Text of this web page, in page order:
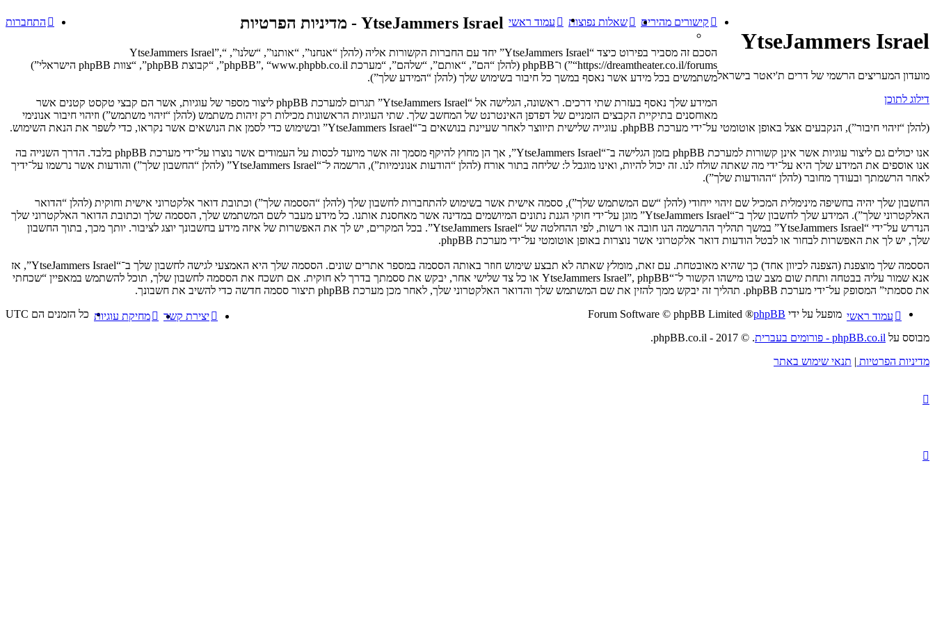
YtseJammers Israel
מועדון המעריצים הרשמי של דרים ת'יאטר בישראל
דילוג לתוכן
קישורים מהירים שאלות נפוצות התחברות עמוד ראשי YtseJammers Israel - מדיניות הפרטיות
הסכם זה מסביר בפירוט כיצד “YtseJammers Israel” יחד עם החברות הקשורות אליה (להלן “אנחנו”, “אותנו”, “שלנו”, “YtseJammers Israel”,
“https://dreamtheater.co.il/forums”) ו־phpBB (להלן “הם”, “אותם”, “שלהם”, “מערכת phpBB”, “www.phpbb.co.il”, “קבוצת phpBB”, “צוות phpBB הישראלי”)
משתמשים בכל מידע אשר נאסף במשך כל חיבור בשימוש שלך (להלן “המידע שלך”).
המידע שלך נאסף בעזרת שתי דרכים. ראשונה, הגלישה אל “YtseJammers Israel” תגרום למערכת phpBB ליצור מספר של עוגיות, אשר הם קבצי טקסט קטנים אשר
מאוחסנים בתיקיית הקבצים הזמניים של דפדפן האינטרנט של המחשב שלך. שתי העוגיות הראשונות מכילות רק זיהות משתמש (להלן “זיהוי משתמש”) וזיהוי חיבור אנונימי
(להלן “זיהוי חיבור”), הנקבעים אצל באופן אוטומטי על־ידי מערכת phpBB. עוגייה שלישית תיווצר לאחר שעיינת בנושאים ב־“YtseJammers Israel” ובשימוש כדי לסמן את הנושאים אשר נקראו, כדי לשפר את הנאת השימוש.
אנו יכולים גם ליצור עוגיות אשר אינן קשורות למערכת phpBB בזמן הגלישה ב־“YtseJammers Israel”, אך הן מחוץ להיקף מסמך זה אשר מיועד לכסות על העמודים אשר נוצרו על־ידי מערכת phpBB בלבד. הדרך השנייה בה
אנו אוספים את המידע שלך היא על־ידי מה שאתה שולח לנו. זה יכול להיות, ואינו מוגבל ל: שליחה בתור אורח (להלן “הודעות אנונימיות”), הרשמה ל־“YtseJammers Israel” (להלן “החשבון שלך”) והודעות אשר נרשמו על־ידיך
לאחר הרשמתך ובעודך מחובר (להלן “ההודעות שלך”).
החשבון שלך יהיה בחשיפה מינימלית המכיל שם זיהוי ייחודי (להלן “שם המשתמש שלך”), ססמה אישית אשר בשימוש להתחברות לחשבון שלך (להלן “הססמה שלך”) וכתובת דואר אלקטרוני אישית וחוקית (להלן “הדואר
האלקטרוני שלך”). המידע שלך לחשבון שלך ב־“YtseJammers Israel” מוגן על־ידי חוקי הגנת נתונים המיושמים במדינה אשר מאחסנת אותנו. כל מידע מעבר לשם המשתמש שלך, הססמה שלך וכתובת הדואר האלקטרוני שלך
הנדרש על־ידי “YtseJammers Israel” במשך תהליך ההרשמה הנו חובה או רשות, לפי ההחלטה של “YtseJammers Israel”. בכל המקרים, יש לך את האפשרות של איזה מידע בחשבונך יוצג לציבור. יותך מכך, בתוך החשבון
שלך, יש לך את האפשרות לבחור או לבטל הודעות דואר אלקטרוני אשר נוצרות באופן אוטומטי על־ידי מערכת phpBB.
הססמה שלך מוצפנת (הצפנה לכיוון אחד) כך שהיא מאובטחת. עם זאת, מומלץ שאתה לא תבצע שימוש חוזר באותה הססמה במספר אתרים שונים. הססמה שלך היא האמצעי לגישה לחשבון שלך ב־“YtseJammers Israel”, אז
אנא שמור עליה בבטחה ותחת שום מצב שבו מישהו הקשור ל־“YtseJammers Israel”, phpBB או כל צד שלישי אחר, יבקש את ססמתך בדרך לא חוקית. אם תשכח את הססמה לחשבון שלך, תוכל להשתמש במאפיין “שכחתי
את ססמתי” המסופק על־ידי מערכת phpBB. תהליך זה יבקש ממך להזין את שם המשתמש שלך והדואר האלקטרוני שלך, לאחר מכן מערכת phpBB תיצור ססמה חדשה כדי להשיב את חשבונך.
עמוד ראשי כל הזמנים הם UTC מחיקת עוגיות יצירת קשר מופעל על ידי phpBB
® Forum Software © phpBB Limited
מבוסס על phpBB.co.il - פורומים בעברית
. © 2017 - phpBB.co.il.
מדיניות הפרטיות | תנאי שימוש באתר